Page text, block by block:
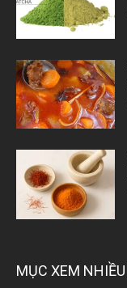
MỤC XEM NHIỀU